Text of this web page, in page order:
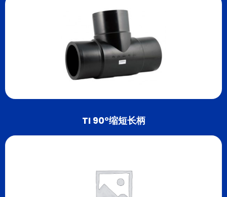
TI 90°缩短长柄